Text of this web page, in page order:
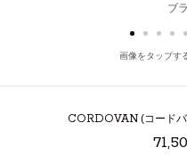
ブ
ヘ
画像をタップす
CORDOVAN(コード